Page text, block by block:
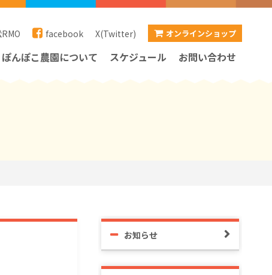
facebook X(Twitter) オンラインショップ
ぽんぽこ農園について スケジュール お問い合わせ
お知らせ